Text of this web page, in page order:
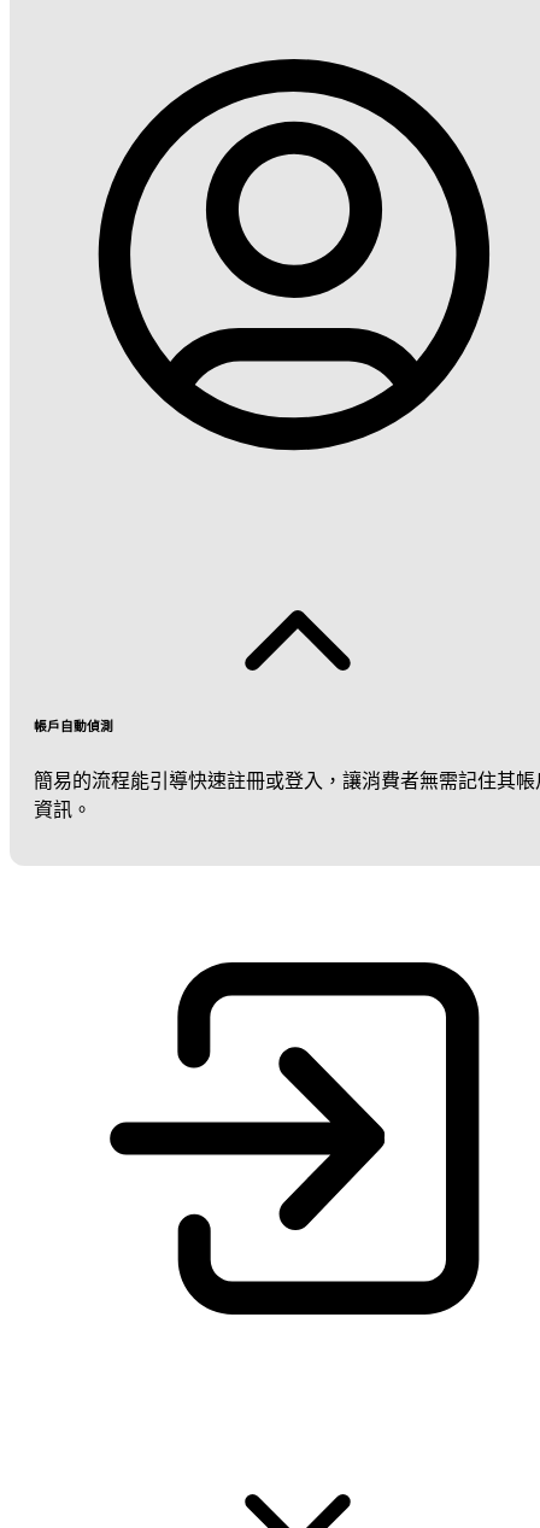
帳戶自動偵測
簡易的流程能引導快速註冊或登入，讓消費者無需記住其帳
資訊。